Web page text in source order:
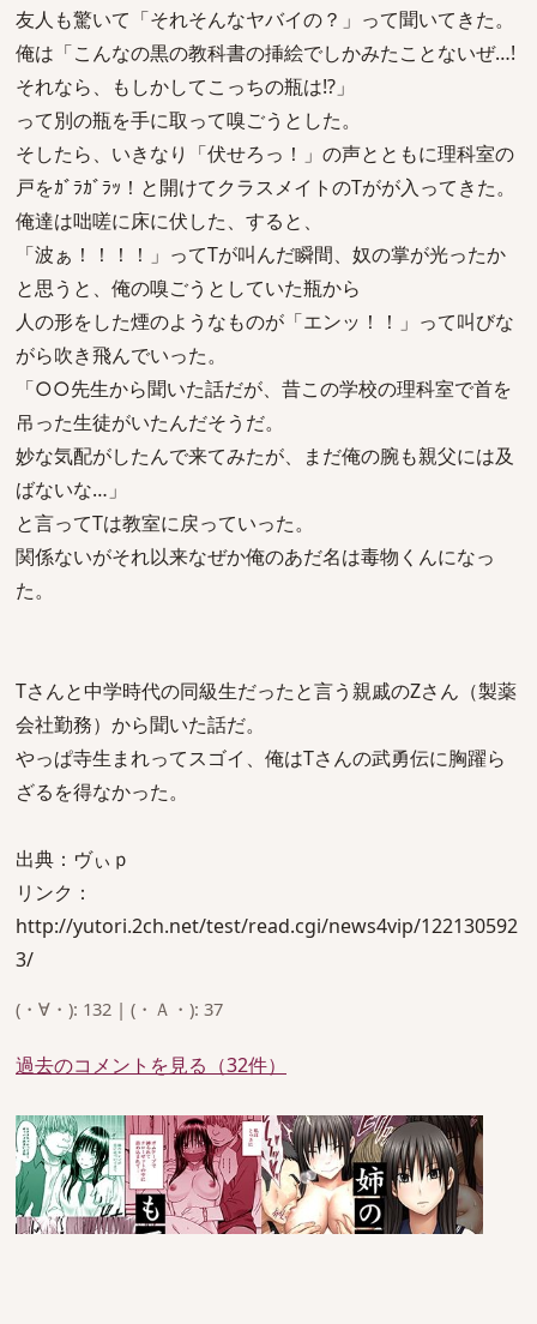
友人も驚いて「それそんなヤバイの？」って聞いてきた。
俺は「こんなの黒の教科書の挿絵でしかみたことないぜ…!
それなら、もしかしてこっちの瓶は!?」
って別の瓶を手に取って嗅ごうとした。
そしたら、いきなり「伏せろっ！」の声とともに理科室の
戸をｶﾞﾗｶﾞﾗｯ！と開けてクラスメイトのTがが入ってきた。
俺達は咄嗟に床に伏した、すると、
「波ぁ！！！！」ってTが叫んだ瞬間、奴の掌が光ったか
と思うと、俺の嗅ごうとしていた瓶から
人の形をした煙のようなものが「エンッ！！」って叫びな
がら吹き飛んでいった。
「○○先生から聞いた話だが、昔この学校の理科室で首を
吊った生徒がいたんだそうだ。
妙な気配がしたんで来てみたが、まだ俺の腕も親父には及
ばないな…」
と言ってTは教室に戻っていった。
関係ないがそれ以来なぜか俺のあだ名は毒物くんになっ
た。
Tさんと中学時代の同級生だったと言う親戚のZさん（製薬
会社勤務）から聞いた話だ。
やっぱ寺生まれってスゴイ、俺はTさんの武勇伝に胸躍ら
ざるを得なかった。
出典：ヴぃｐ
リンク：
http://yutori.2ch.net/test/read.cgi/news4vip/122130592
3/
(・∀・): 132 | (・Ａ・): 37
過去のコメントを見る（32件）